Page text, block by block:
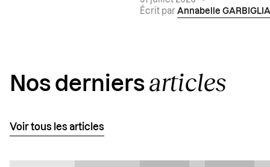
Écrit par Annabelle GARBIGLIA
Nos derniers articles
Voir tous les articles